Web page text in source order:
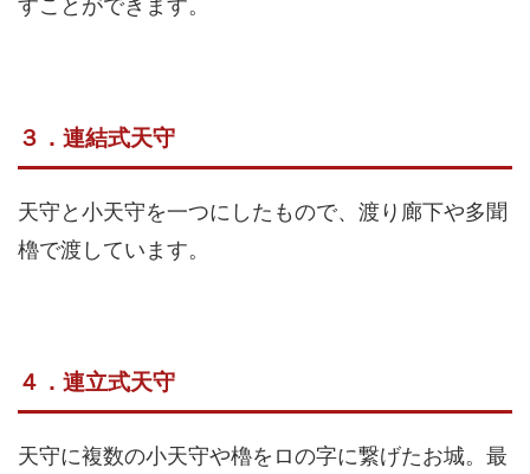
すことができます。
３．連結式天守
天守と小天守を一つにしたもので、渡り廊下や多聞
櫓で渡しています。
４．連立式天守
天守に複数の小天守や櫓をロの字に繋げたお城。最